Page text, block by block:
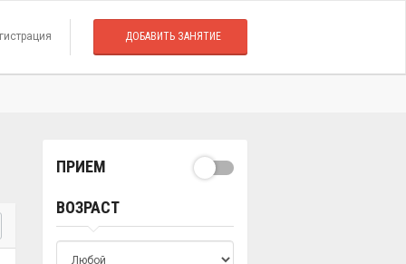
ДОБАВИТЬ ЗАНЯТИЕ
ПРИЕМ
ВОЗРАСТ